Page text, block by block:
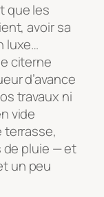
que les
avoir sa
luxe…
citerne
d’avance
travaux ni
vide
terrasse,
de pluie — et
un peu